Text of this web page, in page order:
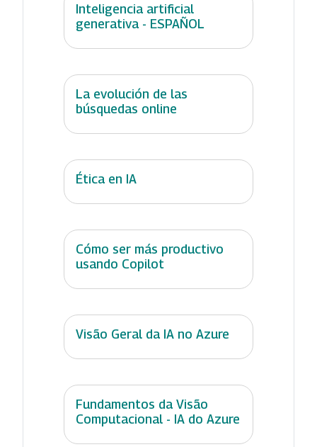
Inteligencia artificial
generativa - ESPAÑOL
La evolución de las
búsquedas online
Ética en IA
Cómo ser más productivo
usando Copilot
Visão Geral da IA no Azure
Fundamentos da Visão
Computacional - IA do Azure